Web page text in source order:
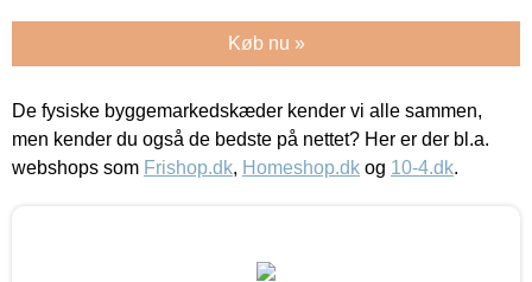
Køb nu »
De fysiske byggemarkedskæder kender vi alle sammen,
men kender du også de bedste på nettet? Her er der bl.a.
webshops som Frishop.dk, Homeshop.dk og 10-4.dk.